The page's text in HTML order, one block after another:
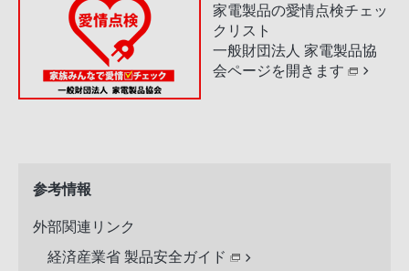
家電製品の愛情点検チェッ
クリスト
一般財団法人 家電製品協
会ページを開きます
参考情報
外部関連リンク
経済産業省 製品安全ガイド